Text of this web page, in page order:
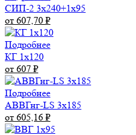
СИП-2 3х240+1х95
от 607,70 ₽
Подробнее
КГ 1х120
от 607 ₽
Подробнее
АВВГнг-LS 3х185
от 605,16 ₽